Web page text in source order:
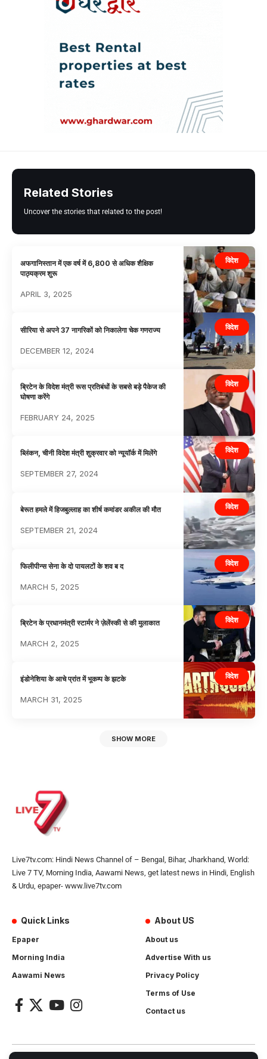
Related Stories
Uncover the stories that related to the post!
विदेश
अफगानिस्तान में एक वर्ष में 6,800 से अधिक शैक्षिक
पाठ्यक्रम शुरू
APRIL 3, 2025
विदेश
सीरिया से अपने 37 नागरिकों को निकालेगा चेक गणराज्य
DECEMBER 12, 2024
विदेश
ब्रिटेन के विदेश मंत्री रूस प्रतिबंधों के सबसे बड़े पैकेज की
घोषणा करेंगे
FEBRUARY 24, 2025
विदेश
ब्लिंकन, चीनी विदेश मंत्री शुक्रवार को न्यूयॉर्क में मिलेंगे
SEPTEMBER 27, 2024
विदेश
बेरूत हमले में हिजबुल्लाह का शीर्ष कमांडर अकील की मौत
SEPTEMBER 21, 2024
विदेश
फिलीपीन्स सेना के दो पायलटों के शव ब द
MARCH 5, 2025
विदेश
ब्रिटेन के प्रधानमंत्री स्टार्मर ने ज़ेलेंस्की से की मुलाकात
MARCH 2, 2025
विदेश
इंडोनेशिया के आचे प्रांत में भूकम्प के झटके
MARCH 31, 2025
SHOW MORE
Live7tv.com: Hindi News Channel of – Bengal, Bihar, Jharkhand, World:
Live 7 TV, Morning India, Aawami News, get latest news in Hindi, English
& Urdu, epaper- www.live7tv.com
Quick Links
Epaper
Morning India
Aawami News
About US
About us
Advertise With us
Privacy Policy
Terms of Use
Contact us